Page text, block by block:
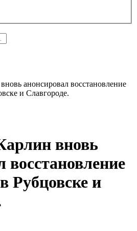
анонсировал восстановление
и Славгороде.
вновь
восстановление
Рубцовске и